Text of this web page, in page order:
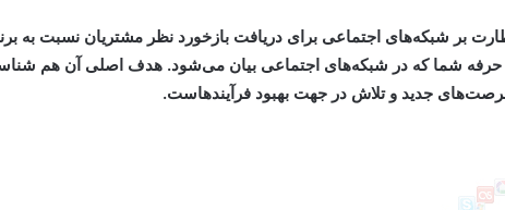
بر شبکه‌های اجتماعی برای دریافت بازخورد نظر مشتریان نسبت به
شما که در شبکه‌های اجتماعی بیان می‌شود. هدف اصلی آن هم
جدید و تلاش در جهت بهبود فرآیندهاست.